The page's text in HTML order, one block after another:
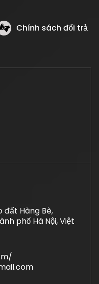
Chính sách đổi trả
đất Hàng Bè,
phố Hà Nội, Việt